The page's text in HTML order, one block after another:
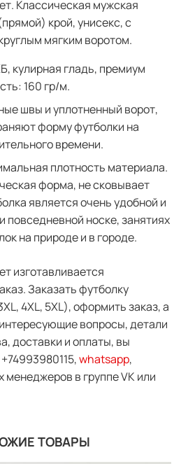
Классическая мужская
крой, унисекс, с
мягким воротом.
кулирная гладь, премиум
160 гр/м.
швы и уплотненный ворот,
форму футболки на
времени.
плотность материала.
форма, не сковывает
является очень удобной и
повседневной носке, занятиях
на природе и в городе.
изготавливается
Заказать футболку
4XL, 5XL), оформить заказ, а
вопросы, детали
доставки и оплаты, вы
whatsapp,
менеджеров в группе VK или
ТОВАРЫ